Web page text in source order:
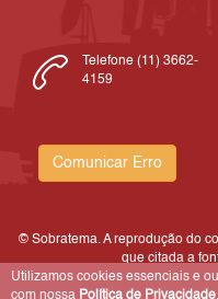
Telefone (11) 3662-
4159
Comunicar Erro
© Sobratema. A reprodução do
que citada a
Utilizamos cookies essenciais e
com nossa Política de Privacidade